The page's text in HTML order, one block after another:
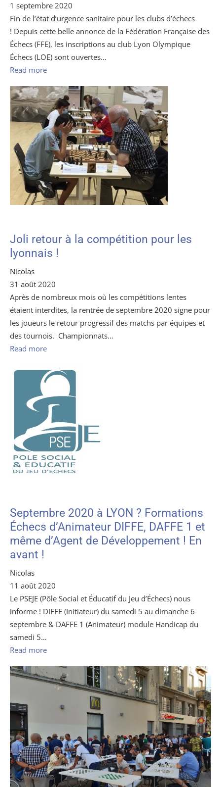
1 septembre 2020
Fin de l’état d’urgence sanitaire pour les clubs d’échecs
! Depuis cette belle annonce de la Fédération Française des
Échecs (FFE), les inscriptions au club Lyon Olympique
Échecs (LOE) sont ouvertes…
Read more
Joli retour à la compétition pour les
lyonnais !
Nicolas
31 août 2020
Après de nombreux mois où les compétitions lentes
étaient interdites, la rentrée de septembre 2020 signe pour
les joueurs le retour progressif des matchs par équipes et
des tournois. Championnats…
Read more
Septembre 2020 à LYON ? Formations
Échecs d’Animateur DIFFE, DAFFE 1 et
même d’Agent de Développement ! En
avant !
Nicolas
11 août 2020
Le PSEJE (Pôle Social et Éducatif du Jeu d’Échecs) nous
informe ! DIFFE (Initiateur) du samedi 5 au dimanche 6
septembre & DAFFE 1 (Animateur) module Handicap du
samedi 5…
Read more